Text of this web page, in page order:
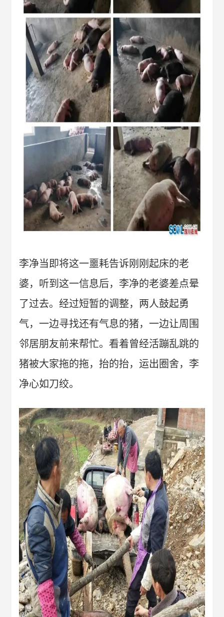
李净当即将这一噩耗告诉刚刚起床的老
婆，听到这一信息后，李净的老婆差点晕
了过去。经过短暂的调整，两人鼓起勇
气，一边寻找还有气息的猪，一边让周围
邻居朋友前来帮忙。看着曾经活蹦乱跳的
猪被大家拖的拖，抬的抬，运出圈舍，李
净心如刀绞。